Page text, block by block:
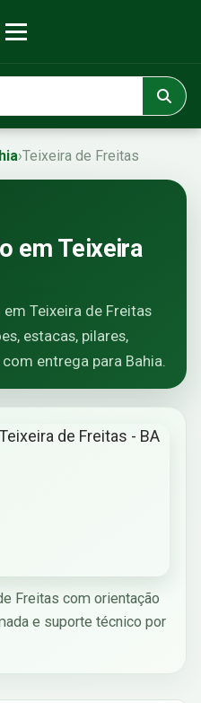
›Teixeira de Freitas
em Teixeira
Teixeira de Freitas
estacas, pilares,
entrega para Bahia.
Freitas com orientação
e suporte técnico por